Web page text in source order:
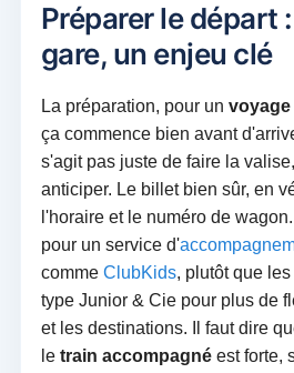
Préparer le départ
gare, un enjeu clé
La préparation, pour un voyage
ça commence bien avant
s'agit pas juste de faire la
anticiper. Le billet bien sûr, en
l'horaire et le numéro de
pour un service d'
comme ClubKids, plutôt que
type Junior & Cie pour plus de
et les destinations. Il faut dire
le train accompagnéest forte,